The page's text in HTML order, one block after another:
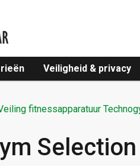
Veiligheid & privacy
fitnessapparatuur
Selection